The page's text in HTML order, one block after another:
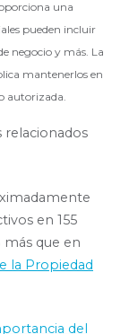
una
pueden incluir
negocio y más. La
mantenerlos en
autorizada.
relacionados
en 155
que en
la Propiedad
del